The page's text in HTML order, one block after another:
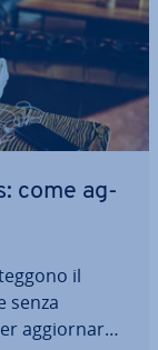
come ag­
il
senza
ag­gior­na­re